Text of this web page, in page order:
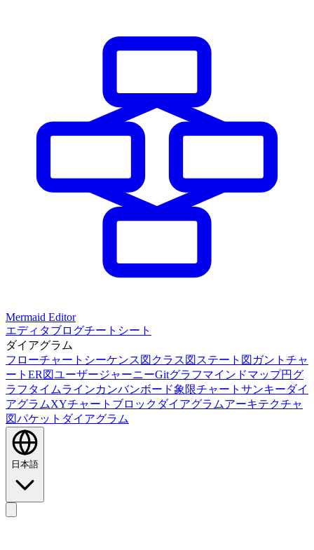
Mermaid Editor
エディタブログチートシート
ダイアグラム
フローチャート シーケンス図 クラス図 ステート図 ガントチャ
ート ER図ユーザージャーニーGitグラフマインドマップ円グ
ラフ タイムラインカンバンボード象限チャート サンキーダイ
アグラムXYチャート ブロックダイアグラムアーキテクチャ
図パケットダイアグラム
日本語